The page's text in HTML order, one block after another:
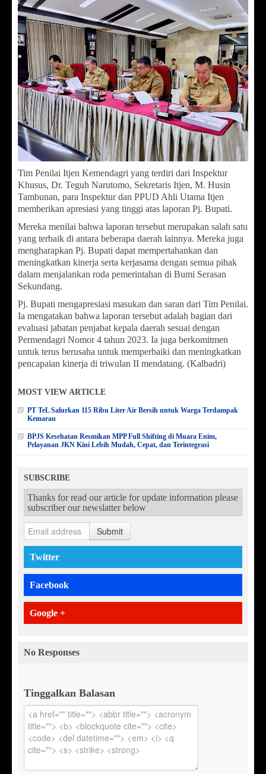
Tim Penilai Itjen Kemendagri yang terdiri dari Inspektur
Khusus, Dr. Teguh Narutomo, Sekretaris Itjen, M. Husin
Tambunan, para Inspektur dan PPUD Ahli Utama Itjen
memberikan apresiasi yang tinggi atas laporan Pj. Bupati.
Mereka menilai bahwa laporan tersebut merupakan salah satu
yang terbaik di antara beberapa daerah lainnya. Mereka juga
mengharapkan Pj. Bupati dapat mempertahankan dan
meningkatkan kinerja serta kerjasama dengan semua pihak
dalam menjalankan roda pemerintahan di Bumi Serasan
Sekundang.
Pj. Bupati mengapresiasi masukan dan saran dari Tim Penilai.
Ia mengatakan bahwa laporan tersebut adalah bagian dari
evaluasi jabatan penjabat kepala daerah sesuai dengan
Permendagri Nomor 4 tahun 2023. Ia juga berkomitmen
untuk terus berusaha untuk memperbaiki dan meningkatkan
pencapaian kinerja di triwulan II mendatang. (Kalbadri)
MOST VIEW ARTICLE
PT TeL Salurkan 115 Ribu Liter Air Bersih untuk Warga Terdampak
Kemarau
BPJS Kesehatan Resmikan MPP Full Shifting di Muara Enim,
Pelayanan JKN Kini Lebih Mudah, Cepat, dan Terintegrasi
SUBSCRIBE
Thanks for read our article for update information please
subscriber our newslatter below
Submit
Twitter
Facebook
Google +
No Responses
Tinggalkan Balasan